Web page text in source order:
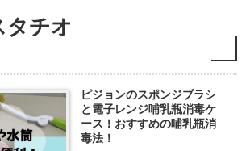
タチオ
ピジョンのスポンジブラシ
と電子レンジ哺乳瓶消毒ケ
ース！おすすめの哺乳瓶消
毒法！